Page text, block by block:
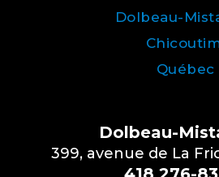
Dolbeau-
Québec
Dolbeau-
399, avenue de La